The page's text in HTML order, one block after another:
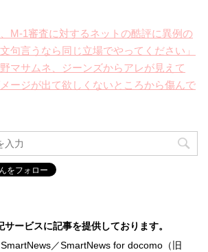
M-1審査に対するネットの酷評に異例の
句言うなら同じ立場でやってください」
マサムネ、ジーンズからアレが見えて
ージが出て欲しくないところから傷んで
ービスに記事を提供しております。
／SmartNews for docomo（旧